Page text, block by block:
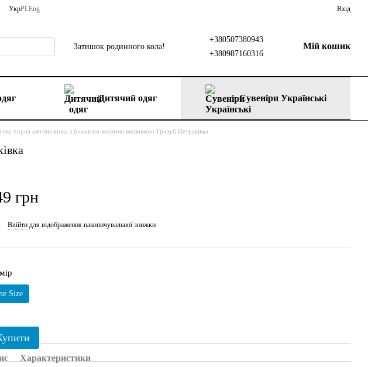
УкрPLEng Вхід
Затишок родинного кола!
+380507380943
+380987160316
Мій кошик
Дитячий одяг Сувеніри Українські
чорна шестиклинка з блакитно-жовтою вишивкою Тризуб Петраківка
грн
Ввійти для відображення накопичувальної знижки
Size
Характеристики